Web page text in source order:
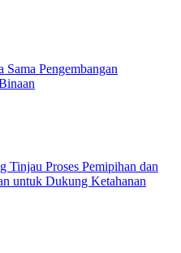
Sama Pengembangan
Tinjau Proses Pemipihan dan
untuk Dukung Ketahanan